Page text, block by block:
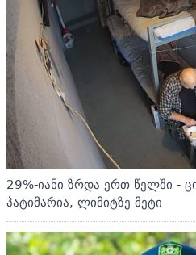
29%-იანი ზრდა ერთ წელში -
პატიმარია, ლიმიტზე მეტი